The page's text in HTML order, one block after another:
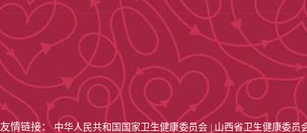
友情链接：中华人民共和国国家卫生健康委员会 山西省卫生健康委员